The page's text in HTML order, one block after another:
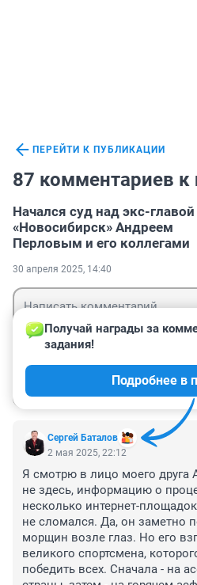
ПЕРЕЙТИ К ПУБЛИКАЦИИ
87 комментариев к
Начался суд над экс-
«Новосибирск» Андреем
Перловым и его коллегами
30 апреля 2025, 14:40
Сергей Баталов
Получай награды за
задания!
Подробнее в
2 мая 2025, 22:12
Я смотрю в лицо моего друга
не здесь, информацию о
несколько интернет-
не сломался. Да, он заметно
морщин возле глаз. Но его
великого спортсмена,
победить всех. Сначала - на